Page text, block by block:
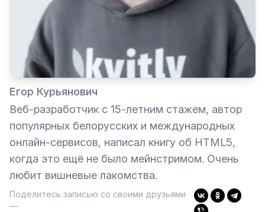
Егор Курьянович
Веб-разработчик с 15-летним стажем, автор
популярных белорусских и международных
онлайн-сервисов, написал книгу об HTML5,
когда это ещё не было мейнстримом. Очень
любит вишневые лакомства.
Поделитесь записью со своими друзьями
—